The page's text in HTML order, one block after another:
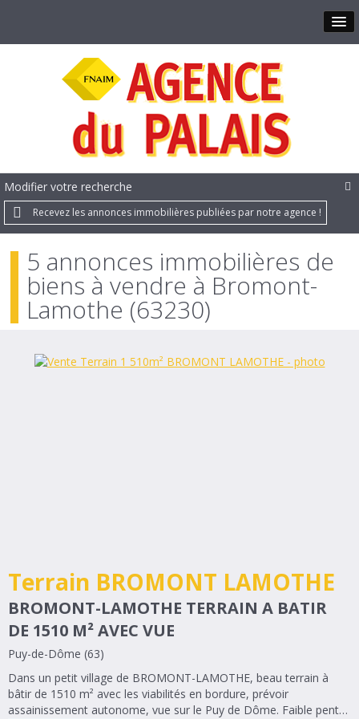
Modifier votre recherche
Recevez les annonces immobilières publiées par notre agence !
5 annonces immobilières de
biens à vendre à Bromont-
Lamothe (63230)
Terrain BROMONT LAMOTHE
BROMONT-LAMOTHE TERRAIN A BATIR
DE 1510 M² AVEC VUE
Puy-de-Dôme (63)
Dans un petit village de BROMONT-LAMOTHE, beau terrain à
bâtir de 1510 m² avec les viabilités en bordure, prévoir
assainissement autonome, vue sur le Puy de Dôme. Faible pente.